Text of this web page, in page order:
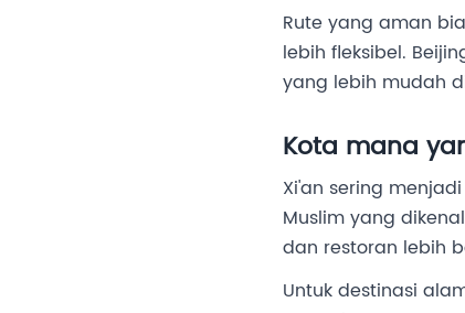
Rute yang aman
lebih fleksibel.
yang lebih mudah
Kota mana
Xi'an sering
Muslim yang
dan restoran lebih
Untuk destinasi